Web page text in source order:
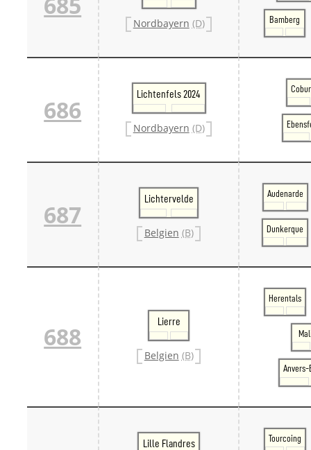
Nordbayern (D) Bamberg
686
Lichtenfels 2024
Nordbayern (D)
687
Lichtervelde
Belgien (B)
Audenarde
Dunkerque
688
Lierre
Belgien (B)
Herentals
Lille Flandres Tourcoing